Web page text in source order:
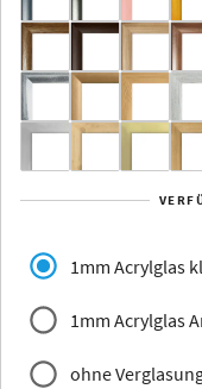
Aluminium
Yukon
Jersey
1mm Acrylglas
1mm Acrylglas
ohne